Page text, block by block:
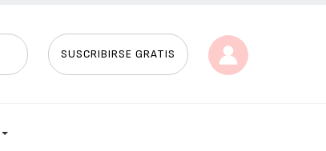
SUSCRIBIRSE GRATIS